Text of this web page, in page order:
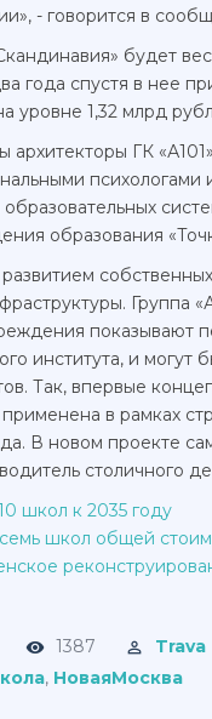
- говорится в
будет
года спустя в нее
уровне 1,32 млрд
архитекторы ГК
психологами
образования
Группа
показывают
института, и
Так, впервые
в рамках
В новом проекте
столичного
школ к 2035 году
школ общей
1387
Trava
, НоваяМосква